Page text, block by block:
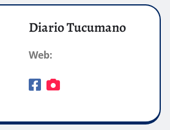
Diario Tucumano
Web: